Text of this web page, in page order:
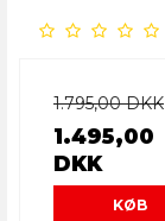
1.795,00 DKK
1.495,00
DKK
KØB